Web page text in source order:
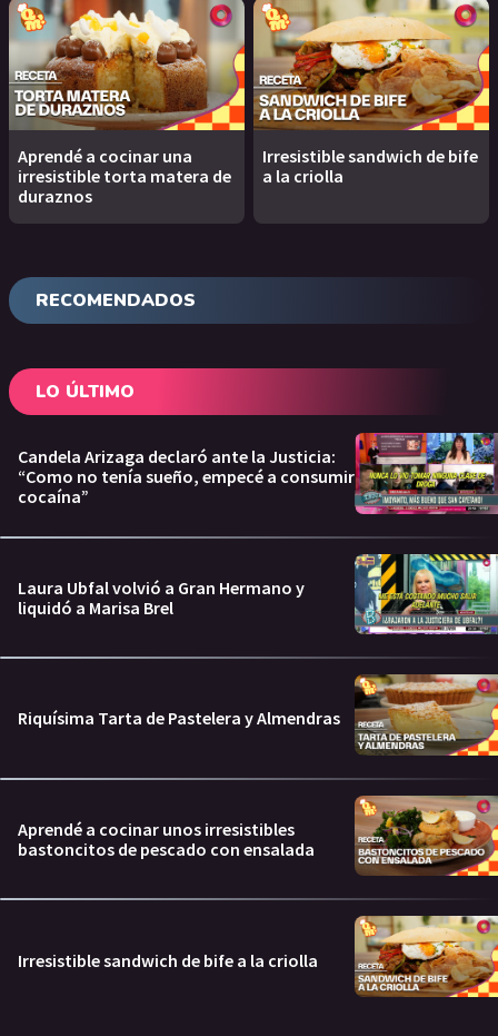
Aprendé a cocinar una
irresistible torta matera de
duraznos
Irresistible sandwich de bife
a la criolla
RECOMENDADOS
LO ÚLTIMO
Candela Arizaga declaró ante la Justicia:
“Como no tenía sueño, empecé a consumir
cocaína”
Laura Ubfal volvió a Gran Hermano y
liquidó a Marisa Brel
Riquísima Tarta de Pastelera y Almendras
Aprendé a cocinar unos irresistibles
bastoncitos de pescado con ensalada
Irresistible sandwich de bife a la criolla